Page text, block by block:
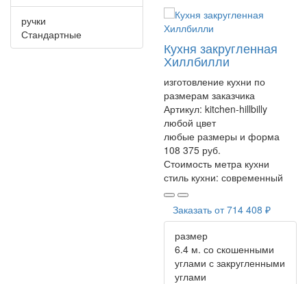
ручки
Стандартные
Кухня закругленная
Хиллбилли
изготовление кухни по
размерам заказчика
Артикул: kitchen-hillbilly
любой цвет
любые размеры и форма
108 375 руб.
Стоимость метра кухни
стиль кухни: современный
Заказать от714 408 ₽
размер
6.4 м. со скошенными
углами с закругленными
углами